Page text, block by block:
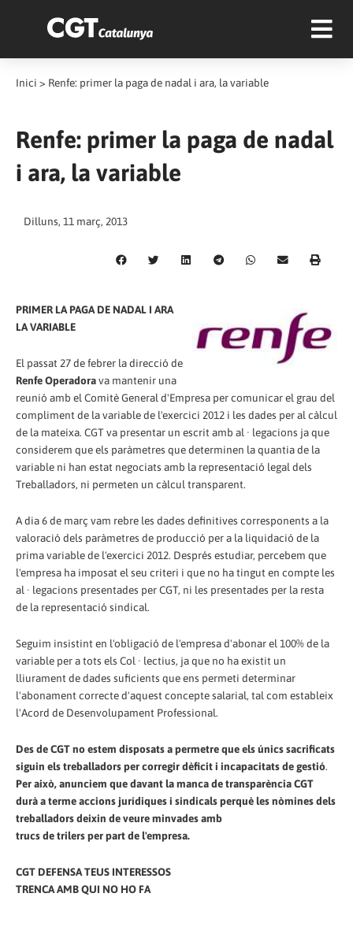
Inici > Renfe: primer la paga de nadal i ara, la variable
Renfe: primer la paga de nadal
i ara, la variable
Dilluns, 11 març, 2013
PRIMER LA PAGA DE NADAL I ARA
LA VARIABLE
El passat 27 de febrer la direcció de
Renfe Operadorava mantenir una
reunió amb el Comitè General d'Empresa per comunicar el grau del
compliment de la variable de l'exercici 2012 i les dades per al càlcul
de la mateixa. CGT va presentar un escrit amb al · legacions ja que
considerem que els paràmetres que determinen la quantia de la
variable ni han estat negociats amb la representació legal dels
Treballadors, ni permeten un càlcul transparent.
A dia 6 de març vam rebre les dades definitives corresponents a la
valoració dels paràmetres de producció per a la liquidació de la
prima variable de l'exercici 2012. Després estudiar, percebem que
l'empresa ha imposat el seu criteri i que no ha tingut en compte les
al · legacions presentades per CGT, ni les presentades per la resta
de la representació sindical.
Seguim insistint en l'obligació de l'empresa d'abonar el 100% de la
variable per a tots els Col · lectius, ja que no ha existit un
lliurament de dades suficients que ens permeti determinar
l'abonament correcte d'aquest concepte salarial, tal com estableix
l'Acord de Desenvolupament Professional.
Des de CGT no estem disposats a permetre que els únics sacrificats
siguin els treballadors per corregir dèficit i incapacitats de gestió.
Per això, anunciem que davant la manca de transparència CGT
durà a terme accions jurídiques i sindicals perquè les nòmines dels
treballadors deixin de veure minvades amb
trucs de trilers per part de l'empresa.
CGT DEFENSA TEUS INTERESSOS
TRENCA AMB QUI NO HO FA